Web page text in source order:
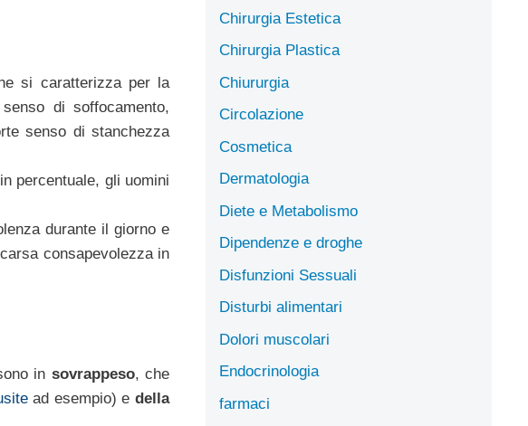
si caratterizza per la
di soffocamento,
senso di stanchezza
percentuale, gli uomini
durante il giorno e
consapevolezza in
in sovrappeso, che
ad esempio) edella
Chirurgia Estetica
Chirurgia Plastica
Chiururgia
Circolazione
Cosmetica
Dermatologia
Diete e Metabolismo
Dipendenze e droghe
Disfunzioni Sessuali
Disturbi alimentari
Dolori muscolari
Endocrinologia
farmaci